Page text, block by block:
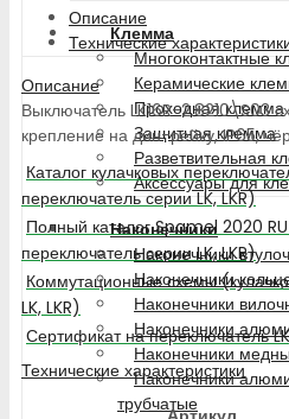
Клемма
Многоконтактные
Керамические
Проходная клемма
Защитная клемма
Разветвительная
Аксессуары для
Наконечники
Наконечники
Наконечники
Наконечники
Наконечники
Наконечники
Наконечники
трубчатые
Описание
Технические
Описание
Выключатель LK16R-2.8210\S03
крепление на дин-рейку, IP65,
Каталог кулачковых
переключатель серии LK, LKR)
Полный каталог Spamel 2020
переключатель серии LK, LKR)
Коммутационные схемы
LK, LKR)
Сертификат на переключатель
Технические характеристики